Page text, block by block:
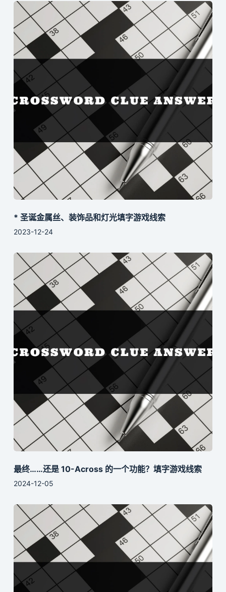
* 圣诞金属丝、装饰品和灯光填字游戏线索
2023-12-24
最终……还是 10-Across 的一个功能？填字游戏线索
2024-12-05